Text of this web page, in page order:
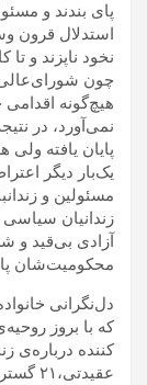
پای بندند و
استدلال قرون
نخود ناپزند و تا
چون شورای‌عالی
هیچ‌گونه
نمی‌آورد، در
پایان یافته
یک‌بار دیگر
مسئولین و
زندانیان
آزادی بی‌قید و
محکومیت‌شان
دل‌نگرانى
كه با بروز
كننده درباره‌ى